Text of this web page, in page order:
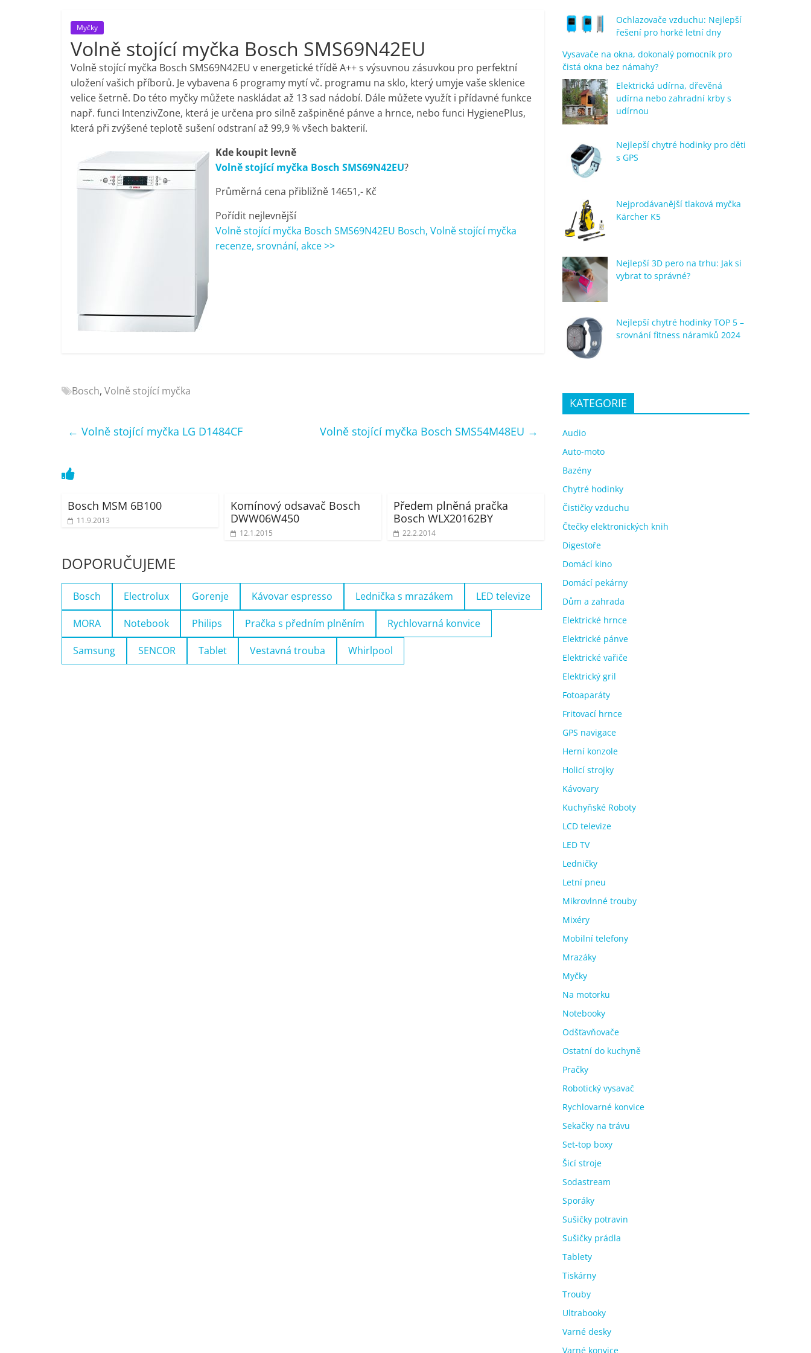
porovnání,
pračky,
televize,
notebooky,
mobilní
telefony,
porovnání
Elektro
televize,
notebooky,
telefony,
Myčky
Volně stojící myčka Bosch SMS69N42EU
Volně stojící myčka Bosch SMS69N42EU v energetické třídě A++ s výsuvnou zásuvkou pro perfektní
uložení vašich příborů. Je vybavena 6 programy mytí vč. programu na sklo, který umyje vaše sklenice
velice šetrně. Do této myčky můžete naskládat až 13 sad nádobí. Dále můžete využít i přídavné funkce
např. funci IntenzivZone, která je určena pro silně zašpiněné pánve a hrnce, nebo funci HygienePlus,
která při zvýšené teplotě sušení odstraní až 99,9 % všech bakterií.
Kde koupit levně
Volně stojící myčka Bosch SMS69N42EU?
Průměrná cena přibližně 14651,- Kč
Pořídit nejlevnější
Volně stojící myčka Bosch SMS69N42EU Bosch, Volně stojící myčka
recenze, srovnání, akce >>
Bosch, Volně stojící myčka
← Volně stojící myčka LG D1484CF Volně stojící myčka Bosch SMS54M48EU →
Bosch MSM 6B100
11.9.2013
Komínový odsavač Bosch
DWW06W450
12.1.2015
Předem plněná pračka
Bosch WLX20162BY
22.2.2014
DOPORUČUJEME
Bosch Electrolux Gorenje Kávovar espresso Lednička s mrazákem LED televize
MORA Notebook Philips Pračka s předním plněním Rychlovarná konvice
Samsung SENCOR Tablet Vestavná trouba Whirlpool
Ochlazovače vzduchu: Nejlepší
řešení pro horké letní dny
Vysavače na okna, dokonalý pomocník pro
čistá okna bez námahy?
Elektrická udírna, dřevěná
udírna nebo zahradní krby s
udírnou
Nejlepší chytré hodinky pro děti
s GPS
Nejprodávanější tlaková myčka
Kärcher K5
Nejlepší 3D pero na trhu: Jak si
vybrat to správné?
Nejlepší chytré hodinky TOP 5 –
srovnání fitness náramků 2024
KATEGORIE
Audio
Auto-moto
Bazény
Chytré hodinky
Čističky vzduchu
Čtečky elektronických knih
Digestoře
Domácí kino
Domácí pekárny
Dům a zahrada
Elektrické hrnce
Elektrické pánve
Elektrické vařiče
Elektrický gril
Fotoaparáty
Fritovací hrnce
GPS navigace
Herní konzole
Holicí strojky
Kávovary
Kuchyňské Roboty
LCD televize
LED TV
Ledničky
Letní pneu
Mikrovlnné trouby
Mixéry
Mobilní telefony
Mrazáky
Myčky
Na motorku
Notebooky
Odšťavňovače
Ostatní do kuchyně
Pračky
Robotický vysavač
Rychlovarné konvice
Sekačky na trávu
Set-top boxy
Šicí stroje
Sodastream
Sporáky
Sušičky potravin
Sušičky prádla
Tablety
Tiskárny
Trouby
Ultrabooky
Varné desky
Varné konvice